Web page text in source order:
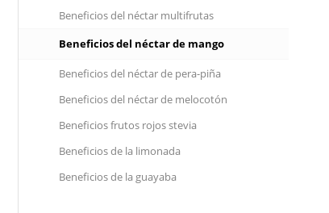
Beneficios del néctar multifrutas
Beneficios del néctar de mango
Beneficios del néctar de pera-piña
Beneficios del néctar de melocotón
Beneficios frutos rojos stevia
Beneficios de la limonada
Beneficios de la guayaba